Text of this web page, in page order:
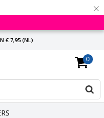
×
€ 7,95 (NL)
VANAF € 65,-
ANTWOORD
0